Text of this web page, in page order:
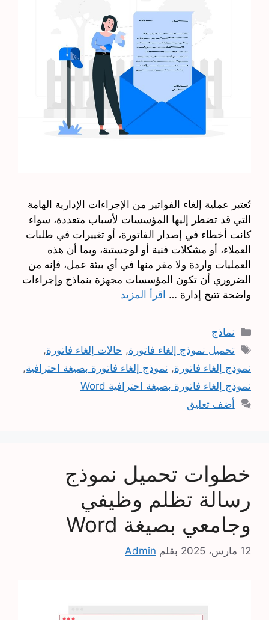
تُعتبر عملية إلغاء الفواتير من الإجراءات الإدارية الهامة
التي قد تضطر إليها المؤسسات لأسباب متعددة، سواء
كانت أخطاء في إصدار الفاتورة، أو تغييرات في طلبات
العملاء، أو مشكلات فنية أو لوجستية، وبما أن هذه
العمليات واردة ولا مفر منها في أي بيئة عمل، فإنه من
الضروري أن تكون المؤسسات مجهزة بنماذج وإجراءات
واضحة تتيح إدارة … اقرأ المزيد
التصنيفات
نماذج
الوسوم
تحميل نموذج إلغاء فاتورة, حالات إلغاء فاتورة,
نموذج إلغاء فاتورة, نموذج إلغاء فاتورة بصيغة احترافية,
نموذج إلغاء فاتورة بصيغة احترافية Word
أضف تعليق
خطوات تحميل نموذج
رسالة تظلم وظيفي
وجامعي بصيغة Word
12 مارس، 2025 بقلم Admin